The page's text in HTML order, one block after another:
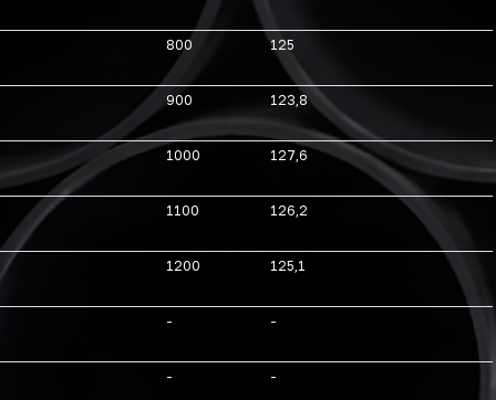
800 125
900 123,8
1000 127,6
1100 126,2
1200 125,1
- -
- -